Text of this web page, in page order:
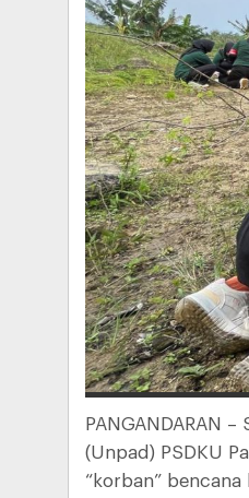
PANGANDARAN
(Unpad) PSDKU
“korban”